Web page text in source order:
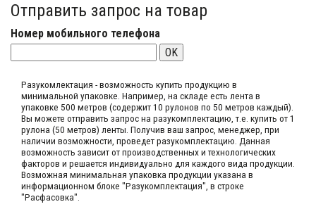
Отправить запрос на товар
Номер мобильного телефона
OK
Разукомлектация - возможность купить продукцию в
минимальной упаковке. Например, на складе​ есть лента в
упаковке 500 метров (содержит 10 рулонов по 50 метров каждый).​
Вы можете отправить запрос на разукомплектацию, т.е. купить от 1
рулона (50 метров) ленты. Получив ваш запрос,​ менеджер, при
наличии возможности, проведет разукомплектацию. Данная
возможность зависит от производственных​ и технологических
факторов и решается индивидуально для каждого вида продукции.​
Возможная минимальная упаковка продукции указана в
информационном блоке "Разукомплектация", в строке
"Расфасовка".